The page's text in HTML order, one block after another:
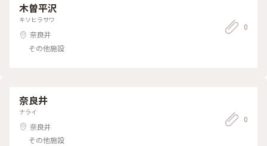
木曽平沢
キソヒラサワ
奈良井
その他施設
0
奈良井
ナライ
奈良井
その他施設
0